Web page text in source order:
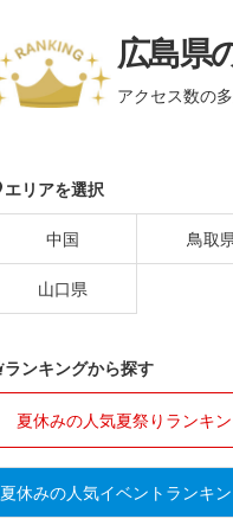
広島県
アクセス数の
エリアを選択
中国 鳥取
山口県
ランキングから探す
夏休みの人気夏祭りランキ
夏休みの人気イベント ランキ